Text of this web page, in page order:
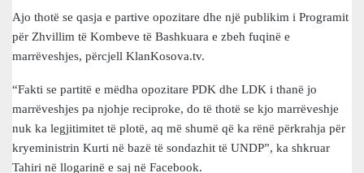
Ajo thotë se qasja e partive opozitare dhe një publikim i Programit
për Zhvillim të Kombeve të Bashkuara e zbeh fuqinë e
marrëveshjes, përcjell KlanKosova.tv.
“Fakti se partitë e mëdha opozitare PDK dhe LDK i thanë jo
marrëveshjes pa njohje reciproke, do të thotë se kjo marrëveshje
nuk ka legjitimitet të plotë, aq më shumë që ka rënë përkrahja për
kryeministrin Kurti në bazë të sondazhit të UNDP”, ka shkruar
Tahiri në llogarinë e saj në Facebook.